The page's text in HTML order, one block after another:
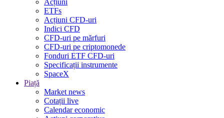
ETFs
Acțiuni CFD-uri
Indici CFD
CFD-uri pe mărfuri
CFD-uri pe criptomonede
Fonduri ETF CFD-uri
Specificații instrumente
SpaceX
Piață
Market news
Cotații live
Calendar economic